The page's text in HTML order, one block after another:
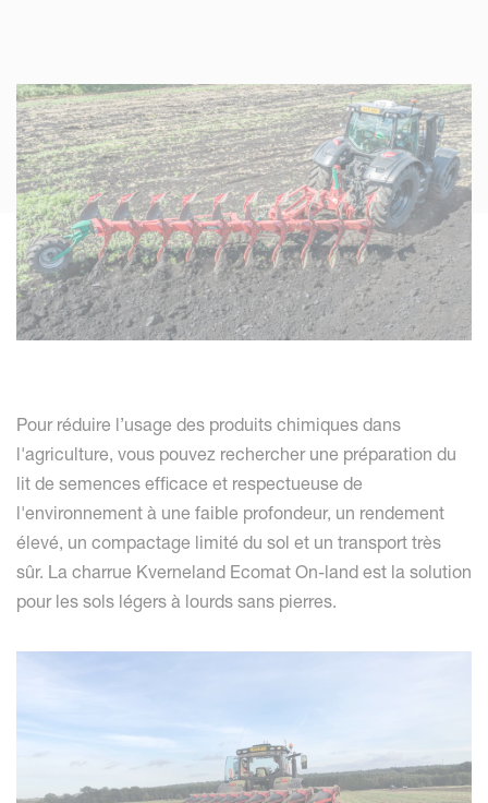
Pour réduire l’usage des produits chimiques dans
l'agriculture, vous pouvez rechercher une préparation du
lit de semences efficace et respectueuse de
l'environnement à une faible profondeur, un rendement
élevé, un compactage limité du sol et un transport très
sûr. La charrue Kverneland Ecomat On-land est la solution
pour les sols légers à lourds sans pierres.